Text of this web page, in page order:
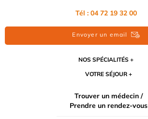
Tél : 04 72 19 32 00
Envoyer un email
NOS SPÉCIALITÉS
VOTRE SÉJOUR
Trouver un médecin /
Prendre un rendez-vous